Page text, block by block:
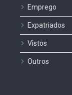
Emprego
Expatriados
Vistos
Outros